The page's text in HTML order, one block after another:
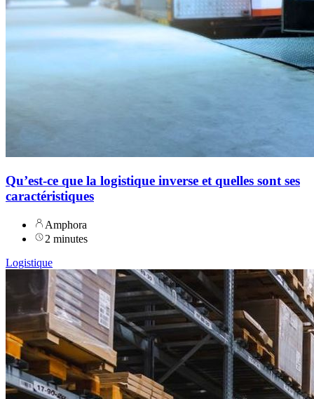
Qu’est-ce que la logistique inverse et quelles sont ses
caractéristiques
Amphora
2 minutes
Logistique